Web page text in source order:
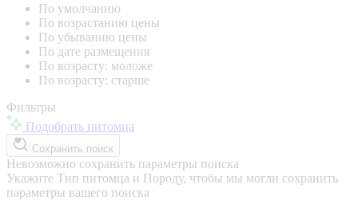
По умолчанию
По возрастанию цены
По убыванию цены
По дате размещения
По возрасту: моложе
По возрасту: старше
Фильтры
Подобрать питомца
Сохранить поиск
Невозможно сохранить параметры поиска
Укажите Тип питомца и Породу, чтобы мы могли сохранить
параметры вашего поиска